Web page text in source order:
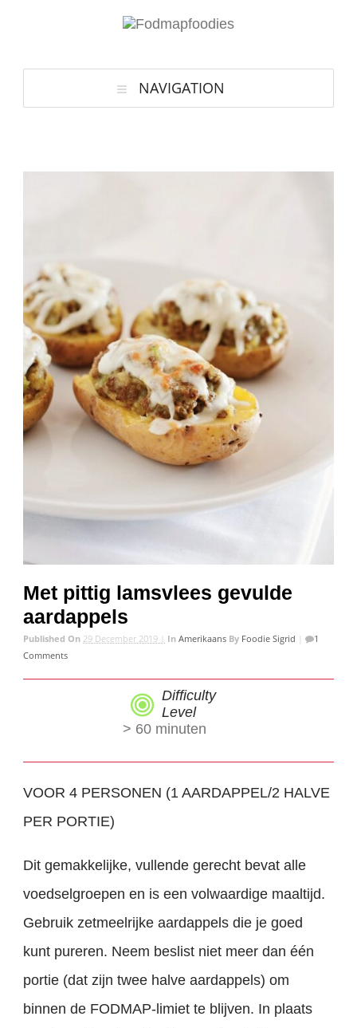
NAVIGATION
Met pittig lamsvlees gevulde
aardappels
Published On 29 December 2019 | InAmerikaans By Foodie Sigrid |
1
Comments
Difficulty
Level
> 60 minuten
VOOR 4 PERSONEN (1 AARDAPPEL/2 HALVE
PER PORTIE)
Dit gemakkelijke, vullende gerecht bevat alle
voedselgroepen en is een volwaardige maaltijd.
Gebruik zetmeelrijke aardappels die je goed
kunt pureren. Neem beslist niet meer dan één
portie (dat zijn twee halve aardappels) om
binnen de FODMAP-limiet te blijven. In plaats